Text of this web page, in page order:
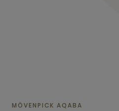
MÖVENPICK AQABA